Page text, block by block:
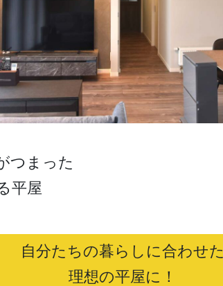
つまった
平屋
自分たちの暮らしに合わせた
理想の平屋に！